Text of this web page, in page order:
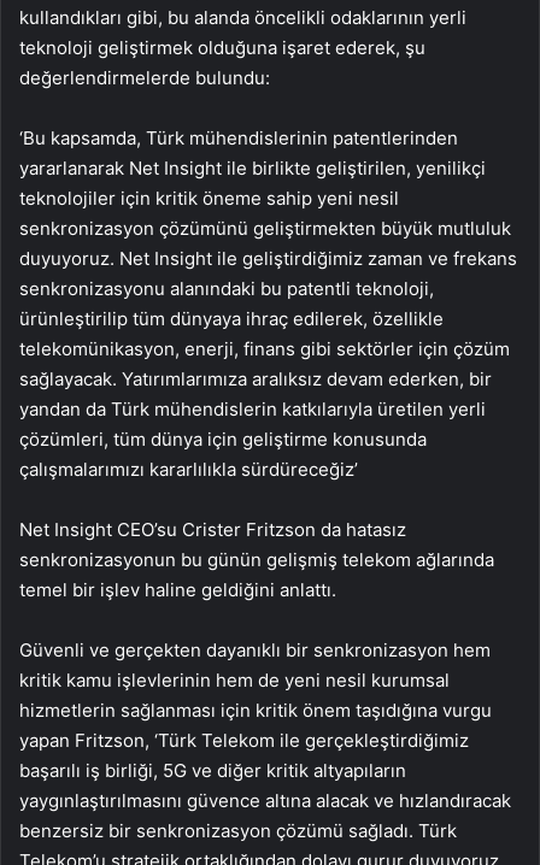
kullandıkları gibi, bu alanda öncelikli odaklarının yerli
teknoloji geliştirmek olduğuna işaret ederek, şu
değerlendirmelerde bulundu:
‘Bu kapsamda, Türk mühendislerinin patentlerinden
yararlanarak Net Insight ile birlikte geliştirilen, yenilikçi
teknolojiler için kritik öneme sahip yeni nesil
senkronizasyon çözümünü geliştirmekten büyük mutluluk
duyuyoruz. Net Insight ile geliştirdiğimiz zaman ve frekans
senkronizasyonu alanındaki bu patentli teknoloji,
ürünleştirilip tüm dünyaya ihraç edilerek, özellikle
telekomünikasyon, enerji, finans gibi sektörler için çözüm
sağlayacak. Yatırımlarımıza aralıksız devam ederken, bir
yandan da Türk mühendislerin katkılarıyla üretilen yerli
çözümleri, tüm dünya için geliştirme konusunda
çalışmalarımızı kararlılıkla sürdüreceğiz’
Net Insight CEO’su Crister Fritzson da hatasız
senkronizasyonun bu günün gelişmiş telekom ağlarında
temel bir işlev haline geldiğini anlattı.
Güvenli ve gerçekten dayanıklı bir senkronizasyon hem
kritik kamu işlevlerinin hem de yeni nesil kurumsal
hizmetlerin sağlanması için kritik önem taşıdığına vurgu
yapan Fritzson, ‘Türk Telekom ile gerçekleştirdiğimiz
başarılı iş birliği, 5G ve diğer kritik altyapıların
yaygınlaştırılmasını güvence altına alacak ve hızlandıracak
benzersiz bir senkronizasyon çözümü sağladı. Türk